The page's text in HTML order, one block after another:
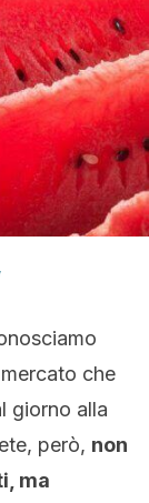
che
giorno alla
però, non
ma